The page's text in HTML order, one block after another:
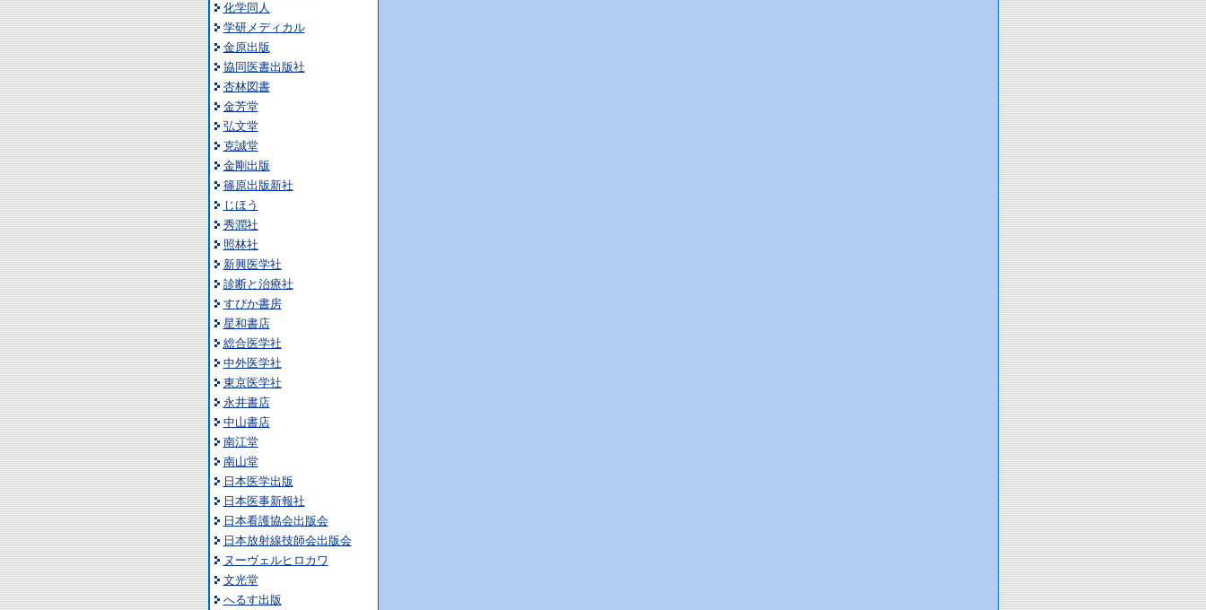
化学同人
学研メディカル
金原出版
協同医書出版社
杏林図書
金芳堂
弘文堂
克誠堂
金剛出版
篠原出版新社
じほう
秀潤社
照林社
新興医学社
診断と治療社
すぴか書房
星和書店
総合医学社
中外医学社
東京医学社
永井書店
中山書店
南江堂
南山堂
日本医学出版
日本医事新報社
日本看護協会出版会
日本放射線技師会出版会
ヌーヴェルヒロカワ
文光堂
へるす出版